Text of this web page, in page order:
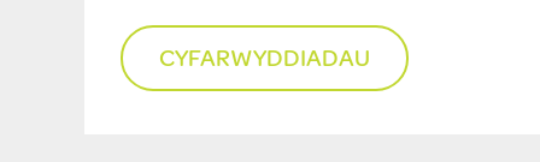
CYFARWYDDIADAU